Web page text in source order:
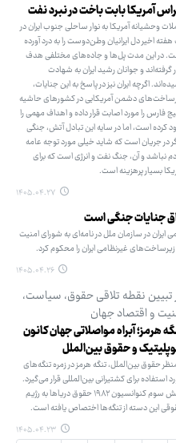
آمریکا بابت باخت در نبرد نفت
وحشیانه آمریکا به نوار ساحلی جنوب ایران در
اخیر دل ایرانیان وطن‌دوست را به درد آورده
در این مدت پل‌ها و جاده‌های مختلفی هدف
گرفته‌اند و جوانان رشید ایران به شهادت
اگرچه ایران نیز در پاسخ به این جنایات،
دشمن آمریکایی در کشورهای حاشیه
فارس را مورد اصابت قرار داده و اهداف مهمی را
کرده است، اما در سایه این تبادل آتش، جنگی
در جریان است که شاید خیلی مورد توجه عامه
نباشد و آن، جنگ نفت و انرژی است که برای
بسیار پرهزینه است.
۱۴۰۵.۰۴.۲۷
جنایات جنگی است
ایران در سازمان ملل در نامه‌ای به شورای امنیت
زیرساخت‌های غیرنظامی ایران را محکوم کرد.
۱۴۰۵.۰۴.۲۶
تبیین نقطه تلاقی حقوق، سیاست،
و اقتصاد جهان
هرمز؛ آبراه مواصلاتی جهان کانون
و حقوق بین‌الملل
حقوق بین‌الملل، تنگه هرمز در زمره تنگه‌های
استفاده برای کشتیرانی بین‌المللی قرار می‌گیرد.
بخش سوم کنوانسیون ۱۹۸۲ حقوق دریاها به رژیم
این دسته از تنگه‌ها اختصاص یافته است.
۱۴۰۵.۰۴.۲۳